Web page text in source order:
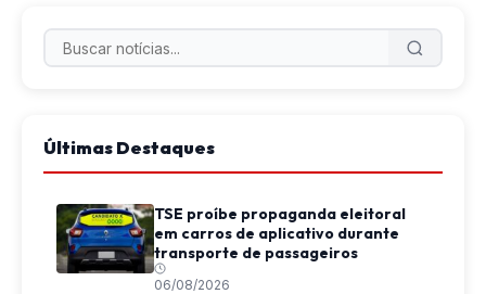
Últimas Destaques
TSE proíbe propaganda eleitoral
em carros de aplicativo durante
transporte de passageiros
06/08/2026